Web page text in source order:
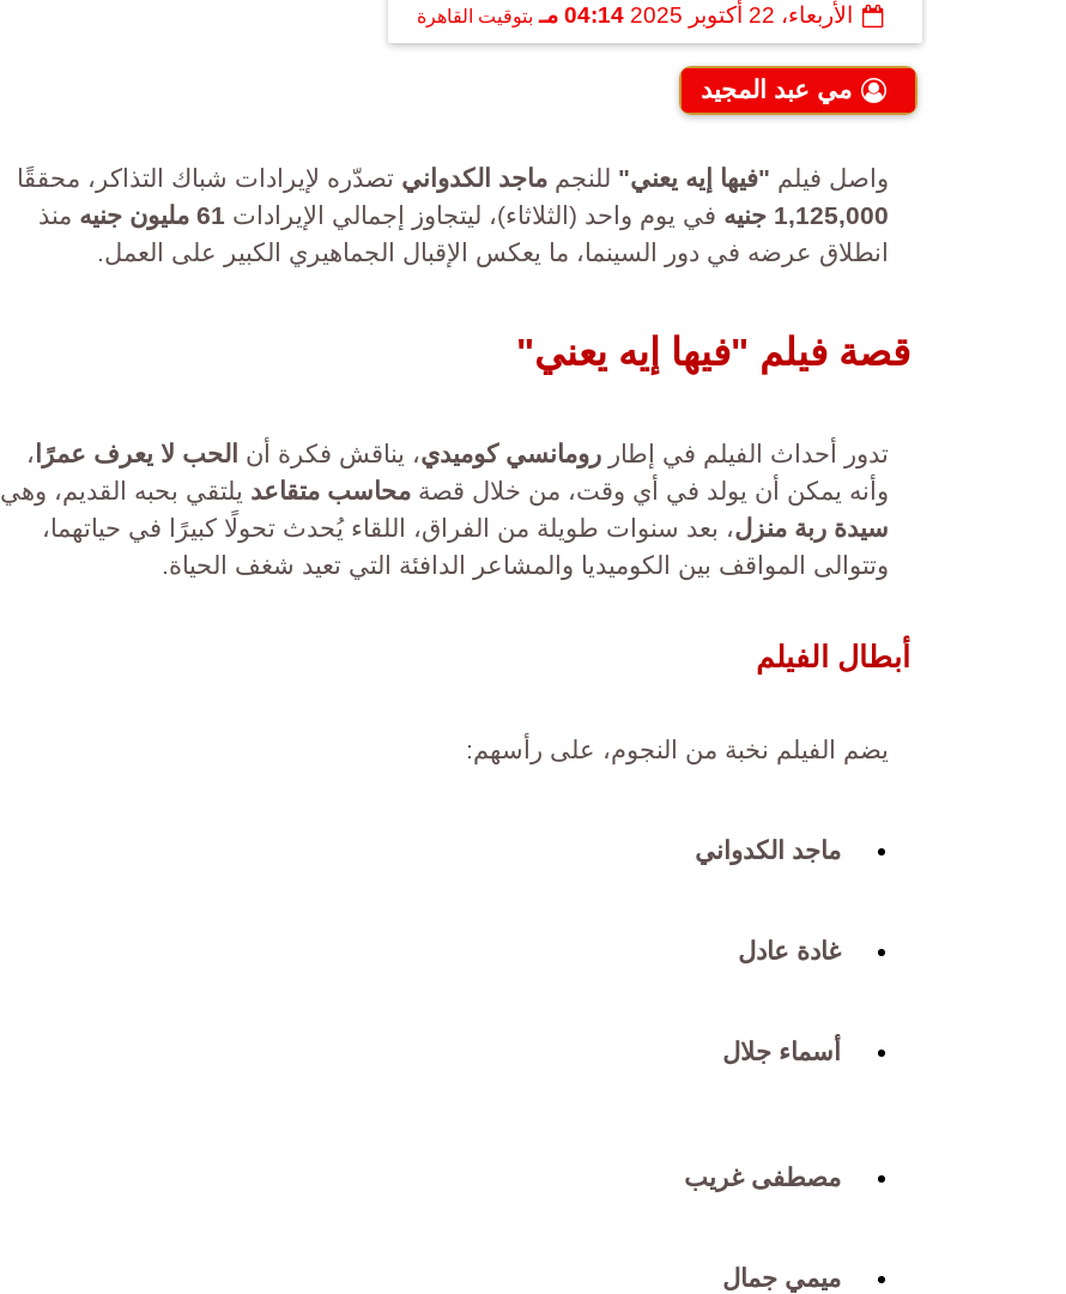
الأربعاء، 22 أكتوبر 2025 04:14 مـ بتوقيت القاهرة
مي عبد المجيد
واصل فيلم "فيها إيه يعني" للنجمماجد الكدواني تصدّره لإيرادات شباك التذاكر، محققًا
1,125,000 جنيه
في يوم واحد (الثلاثاء)، ليتجاوز إجمالي الإيرادات 61 مليون جنيه
منذ
انطلاق عرضه في دور السينما، ما يعكس الإقبال الجماهيري الكبير على العمل.
قصة فيلم "فيها إيه يعني"
تدور أحداث الفيلم في إطاررومانسي كوميدي، يناقش فكرة أن الحب لا يعرف عمرًا ،
وأنه يمكن أن يولد في أي وقت، من خلال قصةمحاسب متقاعد يلتقي بحبه القديم، وهي
سيدة ربة منزل، بعد سنوات طويلة من الفراق، اللقاء يُحدث تحولًا كبيرًا في حياتهما،
وتتوالى المواقف بين الكوميديا والمشاعر الدافئة التي تعيد شغف الحياة.
أبطال الفيلم
يضم الفيلم نخبة من النجوم، على رأسهم:
ماجد الكدواني
غادة عادل
أسماء جلال
مصطفى غريب
ميمي جمال